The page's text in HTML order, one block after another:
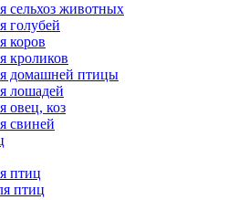
сельхоз животных
голубей
коров
кроликов
домашней птицы
лошадей
овец, коз
свиней
птиц
птиц